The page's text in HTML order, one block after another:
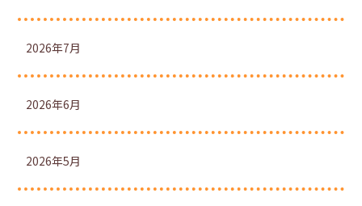
2026年7月
2026年6月
2026年5月